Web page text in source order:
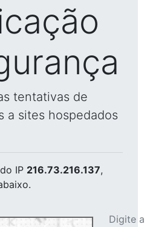
tentativas de
a sites hospedados
do IP 216.73.216.137,
Digite